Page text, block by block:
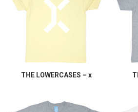
THE LOWERCASES – x